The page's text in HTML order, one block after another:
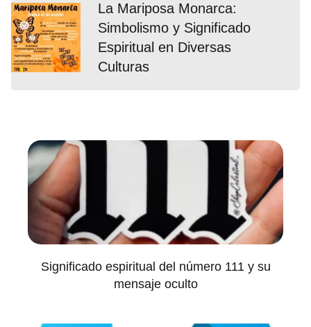
La Mariposa Monarca:
Simbolismo y Significado
Espiritual en Diversas
Culturas
Significado espiritual del número 111 y su
mensaje oculto